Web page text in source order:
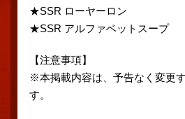
★SSR ローヤーロン
★SSR アルファベットスープ
【注意事項】
※本掲載内容は、予告なく変更
す。